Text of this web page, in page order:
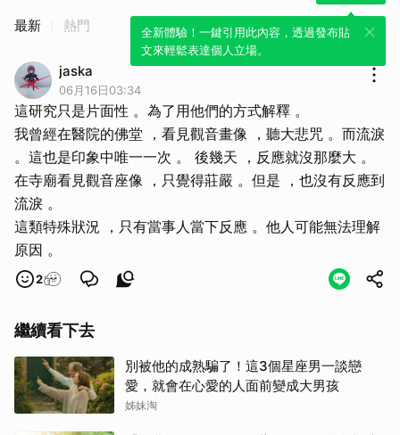
全新體驗！一鍵引用此內容，透過發布貼
文來輕鬆表達個人立場。
最新 熱門
jaska
06月16日03:34
這研究只是片面性 。為了用他們的方式解釋 。
我曾經在醫院的佛堂 ，看見觀音畫像 ，聽大悲咒 。而流淚
。這也是印象中唯一一次 。 後幾天 ，反應就沒那麼大 。
在寺廟看見觀音座像 ，只覺得莊嚴 。但是 ，也沒有反應到
流淚 。
這類特殊狀況 ，只有當事人當下反應 。他人可能無法理解
原因 。
2
繼續看下去
別被他的成熟騙了！這3個星座男一談戀
愛，就會在心愛的人面前變成大男孩
姊妹淘